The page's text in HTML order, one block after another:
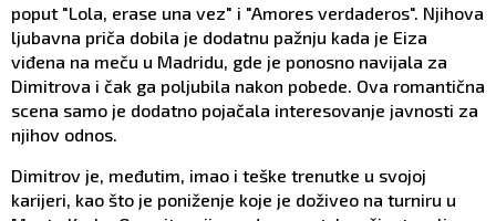
poput "Lola, erase una vez" i "Amores verdaderos". Njihova
ljubavna priča dobila je dodatnu pažnju kada je Eiza
viđena na meču u Madridu, gde je ponosno navijala za
Dimitrova i čak ga poljubila nakon pobede. Ova romantična
scena samo je dodatno pojačala interesovanje javnosti za
njihov odnos.
Dimitrov je, međutim, imao i teške trenutke u svojoj
karijeri, kao što je poniženje koje je doživeo na turniru u